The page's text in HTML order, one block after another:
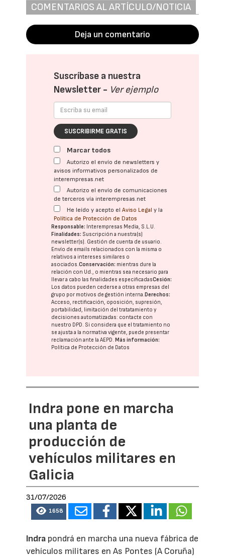
COMENTARIOS AL ARTÍCULO/NOTICIA
Deja un comentario
Suscríbase a nuestra
Newsletter - Ver ejemplo
SUSCRIBIRME GRATIS
Marcar todos
Autorizo el envío de newsletters y
avisos informativos personalizados de
interempresas.net
Autorizo el envío de comunicaciones
de terceros vía interempresas.net
He leído y acepto elAviso Legal y la
Política de Protección de Datos
Responsable: Interempresas Media, S.L.U.
Finalidades: Suscripción a nuestra(s)
newsletter(s). Gestión de cuenta de usuario.
Envío de emails relacionados con la misma o
relativos a intereses similares o
asociados.Conservación: mientras dure la
relación con Ud., o mientras sea necesario para
llevar a cabo las finalidades especificadasCesión:
Los datos pueden cederse a otras empresas del
grupo por motivos de gestión interna.Derechos:
Acceso, rectificación, oposición, supresión,
portabilidad, limitación del tratatamiento y
decisiones automatizadas: contacte con
nuestro DPD. Si considera que el tratamiento no
se ajusta a la normativa vigente, puede presentar
reclamación ante laAEPD.Más información:
Política de Protección de Datos
Indra pone en marcha
una planta de
producción de
vehículos militares en
Galicia
31/07/2026
1658
Indra pondrá en marcha una nueva fábrica de
vehículos militares en As Pontes (A Coruña)